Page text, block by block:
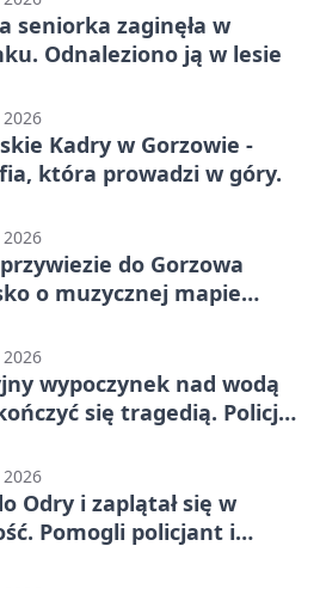
seniorka zaginęła w
Odnaleziono ją w lesie
Kadry w Gorzowie -
która prowadzi w góry.
przywiezie do Gorzowa
o muzycznej mapie
wypoczynek nad wodą
się tragedią. Policja
Odry i zaplątał się w
Pomogli policjant i